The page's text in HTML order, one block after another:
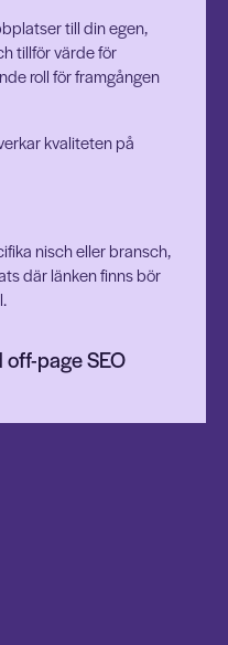
till din egen,
tillför värde för
roll för framgången
kvaliteten på
nisch eller bransch,
där länken finns bör
page SEO